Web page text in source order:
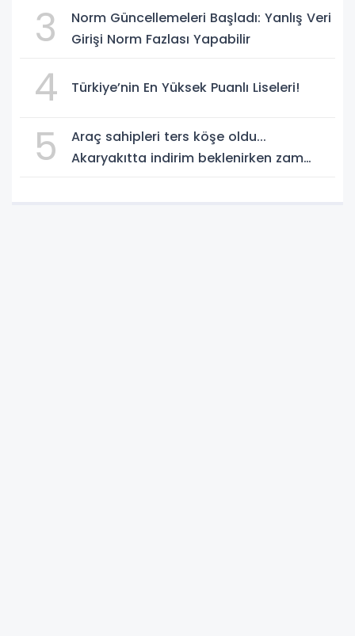
3
Norm Güncellemeleri Başladı: Yanlış Veri
Girişi Norm Fazlası Yapabilir
4 Türkiye’nin En Yüksek Puanlı Liseleri!
5
Araç sahipleri ters köşe oldu...
Akaryakıtta indirim beklenirken zam